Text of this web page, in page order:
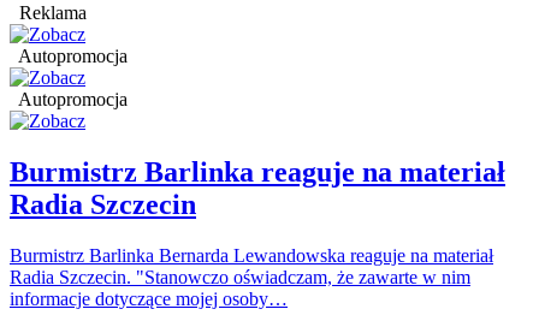
Reklama
Autopromocja
Autopromocja
Burmistrz Barlinka reaguje na materiał
Radia Szczecin
Burmistrz Barlinka Bernarda Lewandowska reaguje na materiał
Radia Szczecin. "Stanowczo oświadczam, że zawarte w nim
informacje dotyczące mojej osoby…